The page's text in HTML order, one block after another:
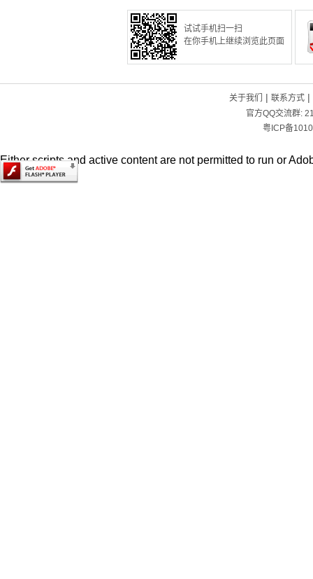
试试手机扫一扫
在你手机上继续浏览此页面
关于我们 | 联系方式|
官方QQ交流群:
粤ICP备
Either scripts and active content are not permitted to run or